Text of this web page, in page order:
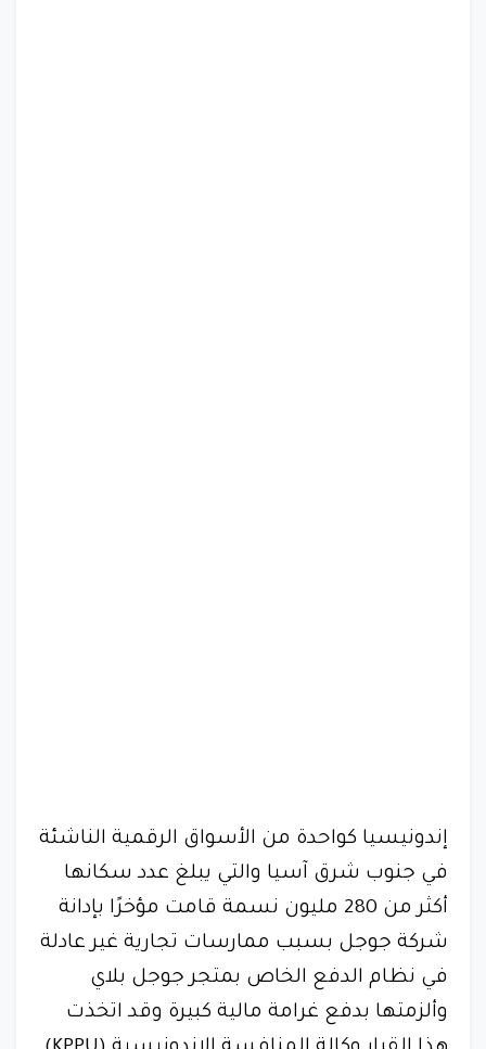
إندونيسيا كواحدة من الأسواق الرقمية الناشئة
في جنوب شرق آسيا والتي يبلغ عدد سكانها
أكثر من 280 مليون نسمة قامت مؤخرًا بإدانة
شركة جوجل بسبب ممارسات تجارية غير عادلة
في نظام الدفع الخاص بمتجر جوجل بلاي
وألزمتها بدفع غرامة مالية كبيرة وقد اتخذت